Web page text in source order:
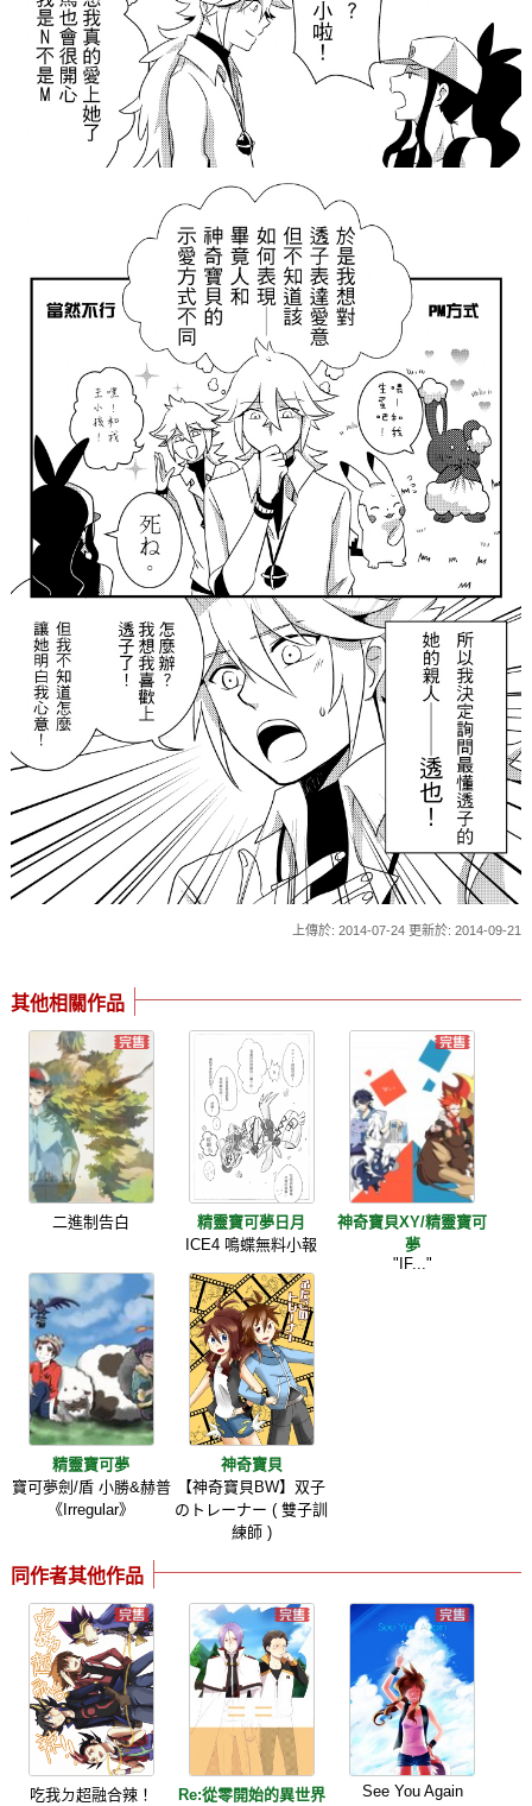
上傳於: 2014-07-24 更新於: 2014-09-21
其他相關作品
二進制告白
精靈寶可夢日月
ICE4 鳴蝶無料小報
神奇寶貝XY/精靈寶可
夢
"IF..."
精靈寶可夢
寶可夢劍/盾 小勝&赫普
《Irregular》
神奇寶貝
【神奇寶貝BW】双子
のトレーナー ( 雙子訓
練師 )
同作者其他作品
吃我ㄉ超融合辣！
Re:從零開始的異世界
See You Again